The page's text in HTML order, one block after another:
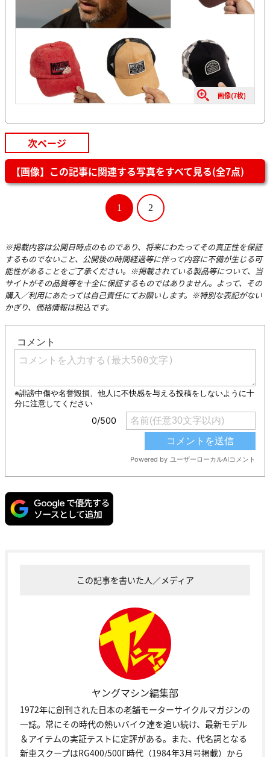
画像(7枚)
次ページ
【画像】この記事に関連する写真をすべて見る(全7点)
1 2
※掲載内容は公開日時点のものであり、将来にわたってその真正性を保証
するものでないこと、公開後の時間経過等に伴って内容に不備が生じる可
能性があることをご了承ください。※掲載されている製品等について、当
サイトがその品質等を十全に保証するものではありません。よって、その
購入／利用にあたっては自己責任にてお願いします。※特別な表記がない
かぎり、価格情報は税込です。
この記事を書いた人／メディア
ヤングマシン編集部
1972年に創刊された日本の老舗モーターサイクルマガジンの
一誌。常にその時代の熱いバイク達を追い続け、最新モデル
＆アイテムの実証テストに定評がある。また、代名詞となる
新車スクープはRG400/500Γ時代（1984年3月号掲載）から